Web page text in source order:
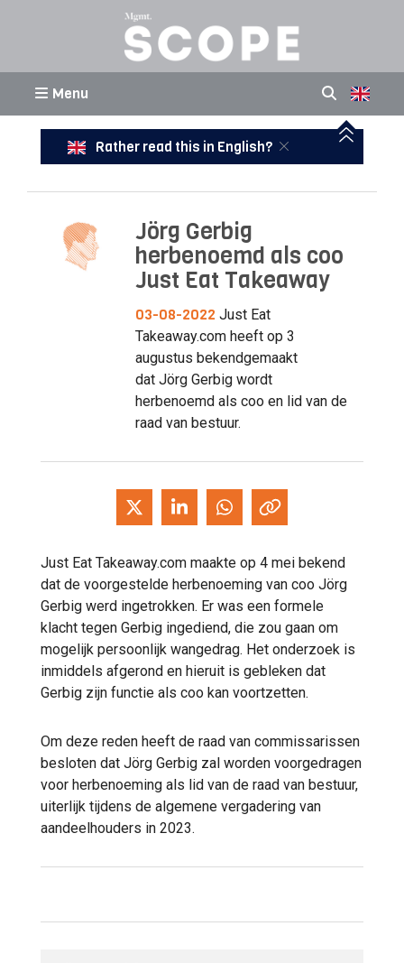
Menu
Rather read this in English?
Jörg Gerbig
herbenoemd als coo
Just Eat Takeaway
03-08-2022 Just Eat
Takeaway.com heeft op 3
augustus bekendgemaakt
dat Jörg Gerbig wordt
herbenoemd als coo en lid van de
raad van bestuur.
Just Eat Takeaway.com maakte op 4 mei bekend
dat de voorgestelde herbenoeming van coo Jörg
Gerbig werd ingetrokken. Er was een formele
klacht tegen Gerbig ingediend, die zou gaan om
mogelijk persoonlijk wangedrag. Het onderzoek is
inmiddels afgerond en hieruit is gebleken dat
Gerbig zijn functie als coo kan voortzetten.
Om deze reden heeft de raad van commissarissen
besloten dat Jörg Gerbig zal worden voorgedragen
voor herbenoeming als lid van de raad van bestuur,
uiterlijk tijdens de algemene vergadering van
aandeelhouders in 2023.